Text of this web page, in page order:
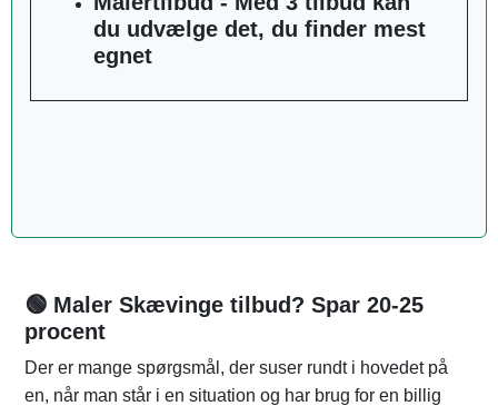
du udvælge det, du finder mest
egnet
🟢 Maler Skævinge tilbud? Spar 20-25
procent
Der er mange spørgsmål, der suser rundt i hovedet på
en, når man står i en situation og har brug for en billig